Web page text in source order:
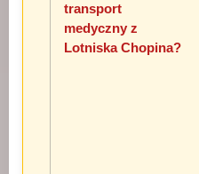
transport
medyczny z
Lotniska Chopina?